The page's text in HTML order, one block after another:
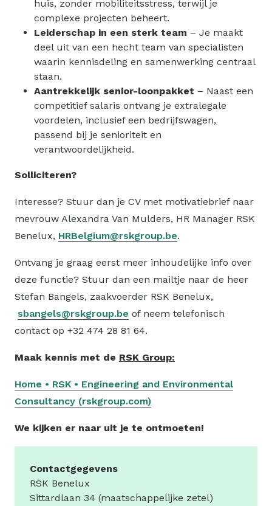
huis, zonder mobiliteitsstress, terwijl je
complexe projecten beheert.
Leiderschap in een sterk team – Je maakt
deel uit van een hecht team van specialisten
waarin kennisdeling en samenwerking centraal
staan.
Aantrekkelijk senior-loonpakket – Naast een
competitief salaris ontvang je extralegale
voordelen, inclusief een bedrijfswagen,
passend bij je senioriteit en
verantwoordelijkheid.
Solliciteren?
Interesse? Stuur dan je CV met motivatiebrief naar
mevrouw Alexandra Van Mulders, HR Manager RSK
Benelux, HRBelgium@rskgroup.be.
Ontvang je graag eerst meer inhoudelijke info over
deze functie? Stuur dan een mailtje naar de heer
Stefan Bangels, zaakvoerder RSK Benelux,
sbangels@rskgroup.be of neem telefonisch
contact op +32 474 28 81 64.
Maak kennis met de RSK Group:
Home • RSK • Engineering and Environmental
Consultancy (rskgroup.com)
We kijken er naar uit je te ontmoeten!
Contactgegevens
RSK Benelux
Sittardlaan 34 (maatschappelijke zetel)